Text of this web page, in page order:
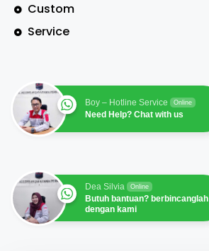
Custom
Service
Boy – Hotline Service Online
Need Help? Chat with us
Dea Silvia Online
Butuh bantuan? berbincanglah
dengan kami